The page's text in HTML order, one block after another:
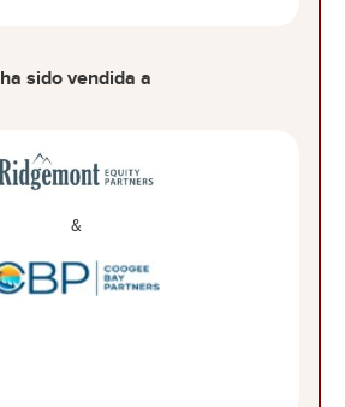
ha sido vendida a
&